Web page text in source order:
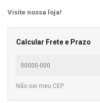
Visite nossa loja!
Calcular Frete e Prazo
Não sei meu CEP